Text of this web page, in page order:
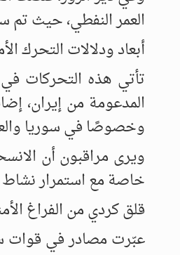
العمر النفطي، حيث تم
أبعاد ودلالات التحرك
تأتي هذه التحركات
المدعومة من إيران،
وخصوصًا في سوريا
ويرى مراقبون أن
خاصة مع استمرار نشاط
قلق كردي من الفراغ
عبّرت مصادر في قوات